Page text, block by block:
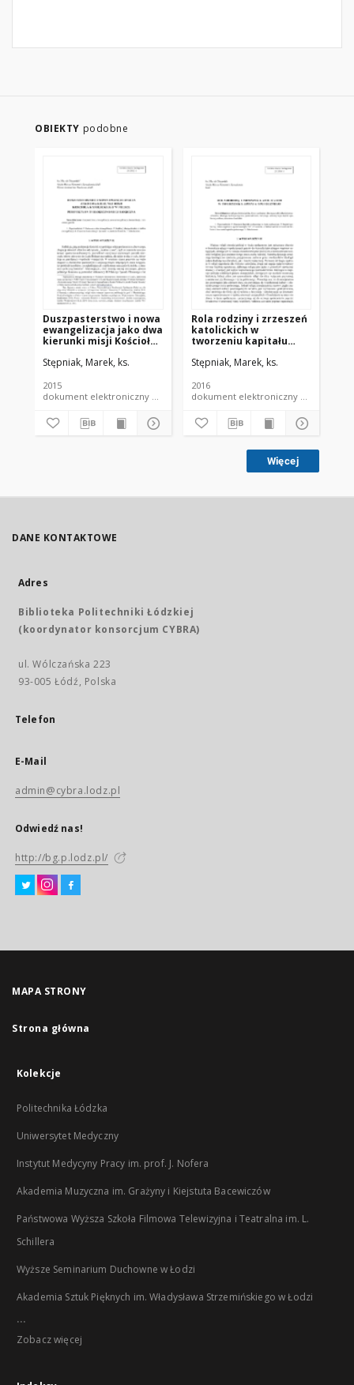
OBIEKTY podobne
Duszpasterstwo i nowa
ewangelizacja jako dwa
kierunki misji Kościoła
Perspektywa
socjologiczna
Stępniak, Marek, ks.
2015
dokument elektroniczny czasopismo
Rola rodziny i zrzeszeń
katolickich w
tworzeniu kapitału
Stępniak, Marek, ks.
2016
dokument elektroniczny czasopismo
Więcej
DANE KONTAKTOWE
Adres
Biblioteka Politechniki Łódzkiej
(koordynator konsorcjum CYBRA)
ul. Wólczańska 223
93-005 Łódź, Polska
Telefon
E-Mail
admin@cybra.lodz.pl
Odwiedź nas!
http://bg.p.lodz.pl/
MAPA STRONY
Strona główna
Kolekcje
Politechnika Łódzka
Uniwersytet Medyczny
Instytut Medycyny Pracy im. prof. J. Nofera
Akademia Muzyczna im. Grażyny i Kiejstuta Bacewiczów
Państwowa Wyższa Szkoła Filmowa Telewizyjna i Teatralna im. L.
Schillera
Wyższe Seminarium Duchowne w Łodzi
Akademia Sztuk Pięknych im. Władysława Strzemińskiego w Łodzi
...
Zobacz więcej